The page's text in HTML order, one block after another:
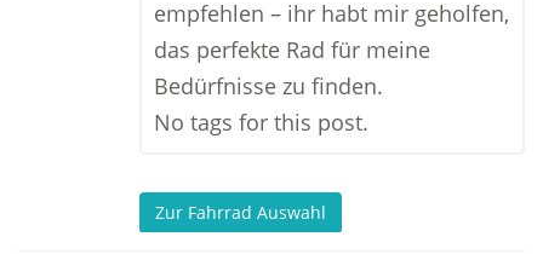
empfehlen – ihr habt mir geholfen,
das perfekte Rad für meine
Bedürfnisse zu finden.
No tags for this post.
Zur Fahrrad Auswahl